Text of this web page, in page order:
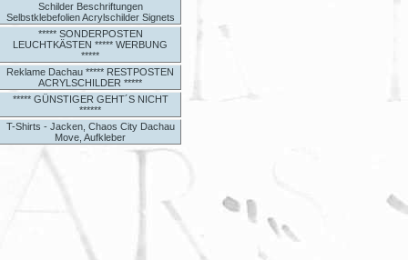
Schilder Beschriftungen
Selbstklebefolien Acrylschilder Signets
***** SONDERPOSTEN
LEUCHTKÄSTEN ***** WERBUNG
*****
Reklame Dachau ***** RESTPOSTEN
ACRYLSCHILDER *****
***** GÜNSTIGER GEHT´S NICHT
******
T-Shirts - Jacken, Chaos City Dachau
Move, Aufkleber